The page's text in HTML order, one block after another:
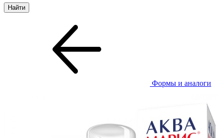
Формы и аналоги